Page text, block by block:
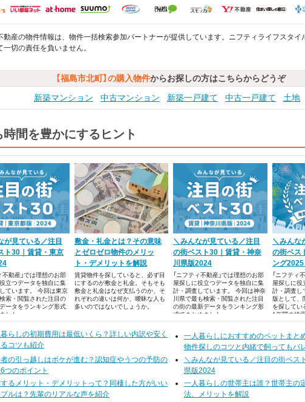
動産の物件情報は、物件一括検索参加パートナーが提供しています。ニフティライフスタイ
一切の責任を負いません。
【福島市北町】の購入物件からお探しの方はこちらからどうぞ
新築マンション
中古マンション 新築一戸建て 中古一戸建て 土地
時間を豊かにするヒント
が見ている／注目
ト30｜賃貸・東京
不動産」では理想のお部
立つデータを独自に集
ています。 今回は東京
索・閲覧された注目の
ータをランキング形式
した。
敷金・礼金とは？その意味
とゼロゼロ物件のメリッ
ト・デメリットを解説
賃貸物件を探していると、必ず目
にするのが敷金と礼金。そもそも
敷金と礼金はなぜ支払うのか、そ
れぞれの違いは何か、曖昧な人も
多いのではないでしょうか。
＼みんなが見ている／注目
の街ベスト30｜賃貸・神奈
川県版2024
「ニフティ不動産」では理想のお部
屋探しに役立つデータを独自に集
計・調査しています。 今回は神奈
川県で最も検索・閲覧された注目
の街の最新データをランキング形
式でまとめました。
＼みんな
の街ベス
ング
「ニフティ
屋探しに役
計・調査し
版として、
を探してい
1年間の検
った、注目
らしの初期費用は最低いくら？詳しい内訳や安く
コツも紹介
一人暮らしにおすすめのペットまと
物件探しのコツと内緒で飼ってもバ
の引っ越しはボケが進む？認知症やうつの予防の
つのポイント
＼みんなが見ている／注目の街ベス
県版2024
するメリット・デメリットって？同棲した方がいい
ルは？先輩のリアルな声を紹介
一人暮らしの世帯主は誰？世帯主の
法、メリットを解説